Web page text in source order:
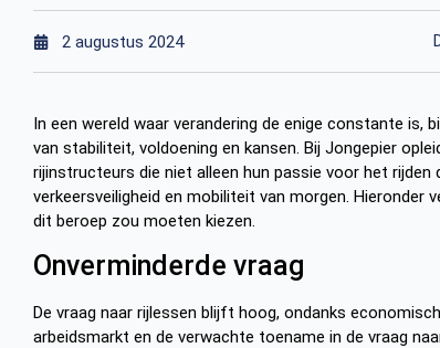
2 augustus 2024
In een wereld waar verandering de enige constante is,
van stabiliteit, voldoening en kansen. Bij Jongepier
rijinstructeurs die niet alleen hun passie voor het rijden
verkeersveiligheid en mobiliteit van morgen.
dit beroep zou moeten kiezen.
Onverminderde vraag
De vraag naar rijlessen blijft hoog, ondanks
arbeidsmarkt en de verwachte toename in de vraag